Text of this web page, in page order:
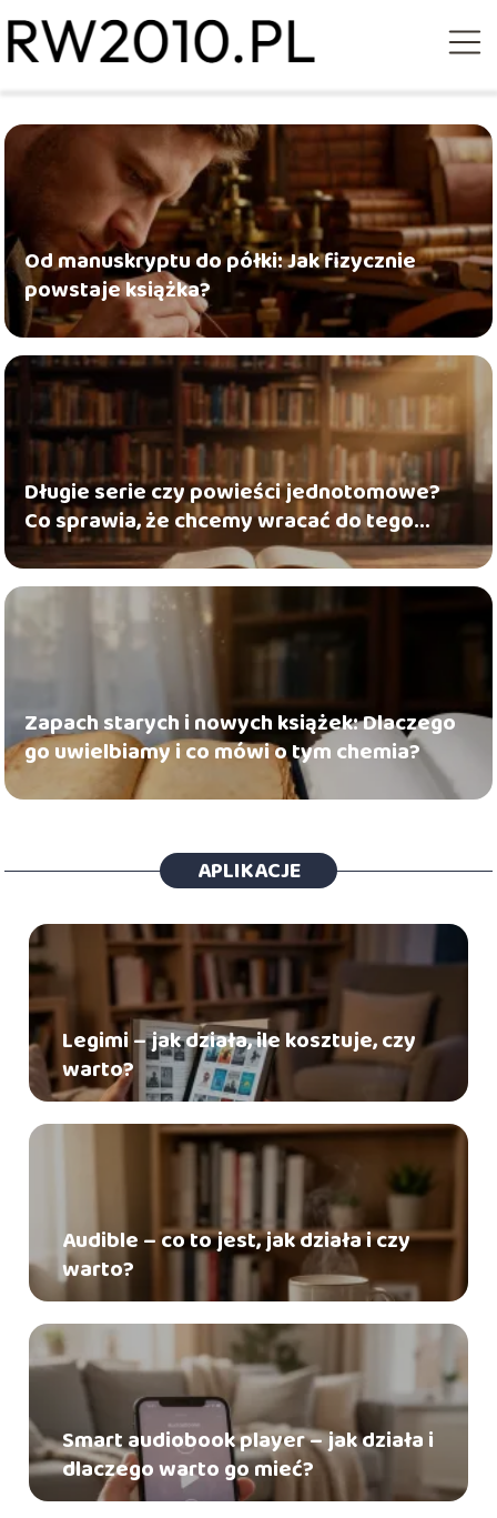
Od manuskryptu do półki: Jak fizycznie
powstaje książka?
Długie serie czy powieści jednotomowe?
Co sprawia, że chcemy wracać do tego
samego świata
Zapach starych i nowych książek: Dlaczego
go uwielbiamy i co mówi o tym chemia?
APLIKACJE
Legimi – jak działa, ile kosztuje, czy
warto?
Audible – co to jest, jak działa i czy
warto?
Smart audiobook player – jak działa i
dlaczego warto go mieć?